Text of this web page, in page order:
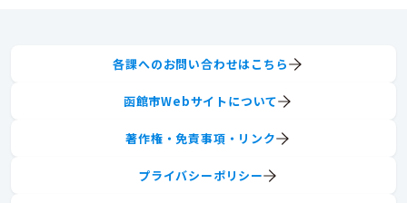
各課へのお問い合わせはこちら
函館市Webサイトについて
著作権・免責事項・リンク
プライバシーポリシー